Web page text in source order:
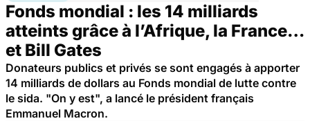
Fonds mondial : les 14 milliards
atteints grâce à l’Afrique, la France…
et Bill Gates
Donateurs publics et privés se sont engagés à apporter
14 milliards de dollars au Fonds mondial de lutte contre
le sida. "On y est", a lancé le président français
Emmanuel Macron.